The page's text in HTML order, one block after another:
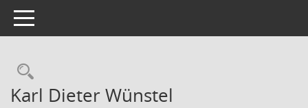
Toggle navigation
Rechercheauswahl
Karl Dieter Wünstel